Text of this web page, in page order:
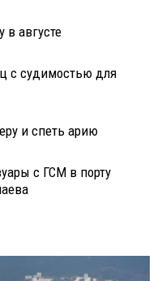
августе
с судимостью для
и спеть арию
с ГСМ в порту